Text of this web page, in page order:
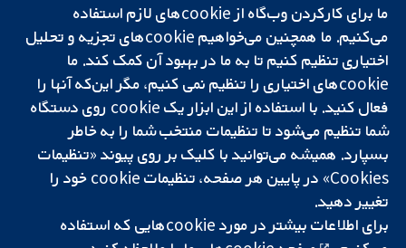
تحقیقات قابل
اعتماد.
تصمیم‌گیری آگاهانه.
سلامت بهتر.
لندن
W1G 0AN
بریتانیا
دفتر رسانه‌ای
درباره ما
فرصت‌های
شغلی
Cochrane
Library
شبکه همکاری کاکرین، یک مؤسسه خیریه (شماره 1045921) و یک شرکت با
و ولز است. شماره ثبت مالیات بر ارزش افزوده: GB 718 2127 49.
ما برای کارکردن وب‌گاه از cookie‌های لازم استفاده
می‌کنیم. ما همچنین می‌خواهیم cookie‌های تجزیه و تحلیل
اختیاری تنظیم کنیم تا به ما در بهبود آن کمک کند. ما
cookie‌های اختیاری را تنظیم نمی کنیم، مگر این‌که آنها را
فعال کنید. با استفاده از این ابزار یک cookie‌ روی دستگاه
شما تنظیم می‌شود تا تنظیمات منتخب شما را به خاطر
بسپارد. همیشه می‌توانید با کلیک بر روی پیوند «تنظیمات
Cookies» در پایین هر صفحه، تنظیمات cookie‌ خود را
تغییر دهید.
برای اطلاعات بیشتر در مورد cookie‌هایی که استفاده